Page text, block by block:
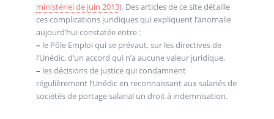
ministériel de juin 2013). Des articles de ce site détaille
ces complications juridiques qui expliquent l’anomalie
aujourd’hui constatée entre :
– le Pôle Emploi qui se prévaut, sur les directives de
l’Unédic, d’un accord qui n’a aucune valeur juridique,
– les décisions de justice qui condamnent
régulièrement l’Unédic en reconnaissant aux salariés de
sociétés de portage salarial un droit à indemnisation.